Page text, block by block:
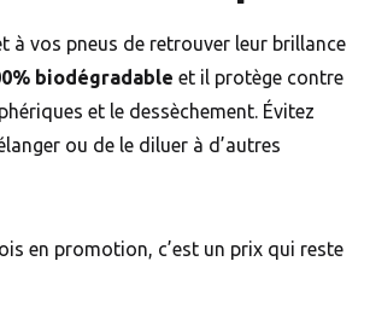
à vos pneus de retrouver leur brillance
biodégradable et il protège contre
et le dessèchement. Évitez
ou de le diluer à d’autres
en promotion, c’est un prix qui reste